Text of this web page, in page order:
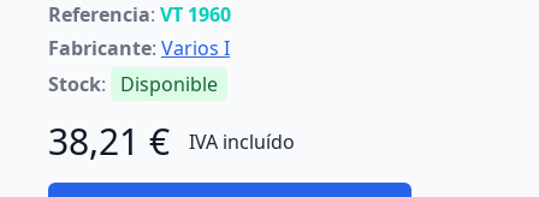
Referencia: VT 1960
Fabricante: Varios I
Stock: Disponible
38,21 € IVA incluído